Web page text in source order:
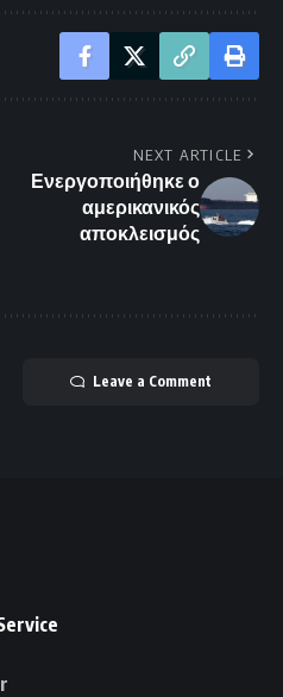
NEXT ARTICLE
Ενεργοποιήθηκε ο
αμερικανικός
αποκλεισμός
Leave a Comment